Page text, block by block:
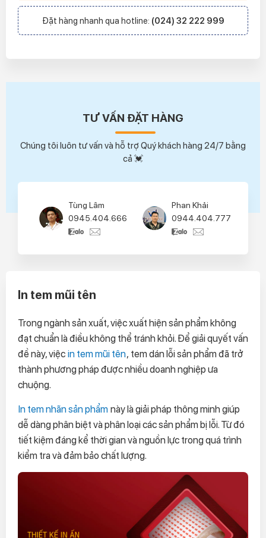
Đặt hàng nhanh qua hotline: (024) 32 222 999
TƯ VẤN ĐẶT HÀNG
Chúng tôi luôn tư vấn và hỗ trợ Quý khách hàng 24/7 bằng
cả 💓
Tùng Lâm
0945.404.666
Phan Khải
0944.404.777
In tem mũi tên
Trong ngành sản xuất, việc xuất hiện sản phẩm không
đạt chuẩn là điều không thể tránh khỏi. Để giải quyết vấn
đề này, việc in tem mũi tên, tem dán lỗi sản phẩm đã trở
thành phương pháp được nhiều doanh nghiệp ưa
chuộng.
In tem nhãn sản phẩm này là giải pháp thông minh giúp
dễ dàng phân biệt và phân loại các sản phẩm bị lỗi. Từ đó
tiết kiệm đáng kể thời gian và nguồn lực trong quá trình
kiểm tra và đảm bảo chất lượng.